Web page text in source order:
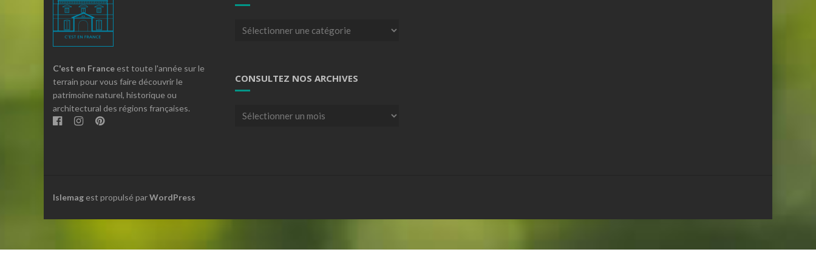
C'est en France est toute l'année sur le
terrain pour vous faire découvrir le
patrimoine naturel, historique ou
architectural des régions françaises.
Articles
CONSULTEZ NOS ARCHIVES
Consultez
Islemag est propulsé parWordPress